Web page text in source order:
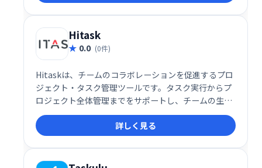
Hitask
0.0 (0件)
Hitaskは、チームのコラボレーションを促進するプロ
ジェクト・タスク管理ツールです。タスク実行からプ
ロジェクト全体管理までをサポートし、チームの生産
性向上に貢献します。シンプルで使いやすいインター
フェースで、スムーズな連携と効率的な業務遂行を実
現します。
詳しく見る